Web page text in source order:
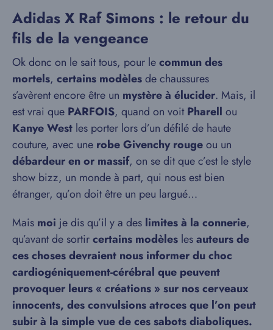
Adidas X Raf Simons : le retour du
fils de la vengeance
Ok donc on le sait tous, pour lecommun des
mortels, certains modèlesde chaussures
s’avèrent encore être un mystère à élucider. Mais, il
est vrai que PARFOIS, quand on voitPharell ou
Kanye West les porter lors d’un défilé de haute
couture, avec une robe Givenchy rougeou un
débardeur en or massif, on se dit que c’est le style
show bizz, un monde à part, qui nous est bien
étranger, qu’on doit être un peu largué…
Mais moi je dis qu’il y a des limites à la connerie,
qu’avant de sortircertains modèles lesauteurs de
ces chosesdevraient nous informer du choc
cardiogéniquement-cérébral que peuvent
provoquer leurs « créations » sur nos cerveaux
innocents, des convulsions atroces que l’on peut
subir à la simple vue de ces sabots diaboliques.